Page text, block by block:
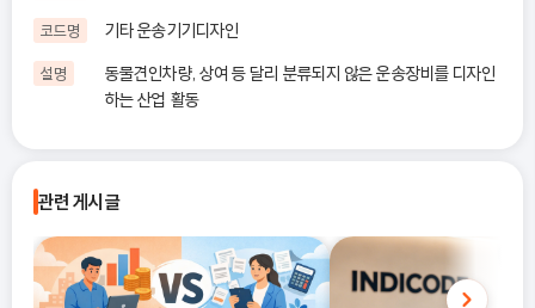
코드명 기타 운송기기디자인
설명
동물견인차량, 상여 등 달리 분류되지 않은 운송장비를 디자인
하는 산업 활동
관련 게시글